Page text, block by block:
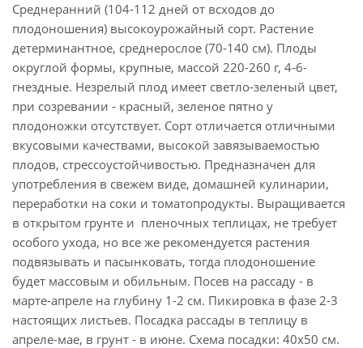
Среднеранний (104-112 дней от всходов до
плодоношения) высокоурожайный сорт. Растение
детерминантное, среднерослое (70-140 см). Плоды
округлой формы, крупные, массой 220-260 г, 4-6-
гнездные. Незрелый плод имеет светло-зеленый цвет,
при созревании - красный, зеленое пятно у
плодоножки отсутствует. Сорт отличается отличными
вкусовыми качествами, высокой завязываемостью
плодов, стрессоустойчивостью. Предназначен для
употребления в свежем виде, домашней кулинарии,
переработки на соки и томатопродукты. Выращивается
в открытом грунте и пленочных теплицах, не требует
особого ухода, но все же рекомендуется растения
подвязывать и пасынковать, тогда плодоношение
будет массовым и обильным. Посев на рассаду - в
марте-апреле на глубину 1-2 см. Пикировка в фазе 2-3
настоящих листьев. Посадка рассады в теплицу в
апреле-мае, в грунт - в июне. Схема посадки: 40x50 см.